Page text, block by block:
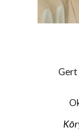
Gert